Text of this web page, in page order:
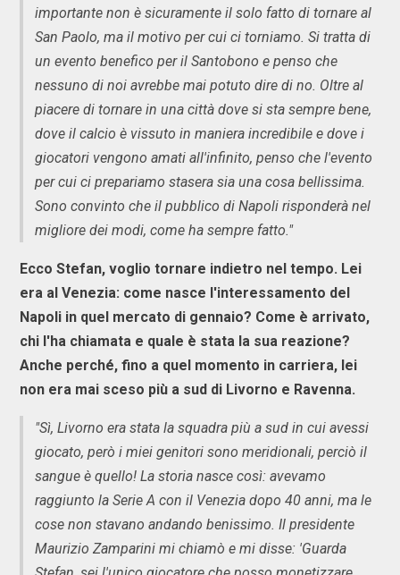
importante non è sicuramente il solo fatto di tornare al
San Paolo, ma il motivo per cui ci torniamo. Si tratta di
un evento benefico per il Santobono e penso che
nessuno di noi avrebbe mai potuto dire di no. Oltre al
piacere di tornare in una città dove si sta sempre bene,
dove il calcio è vissuto in maniera incredibile e dove i
giocatori vengono amati all'infinito, penso che l'evento
per cui ci prepariamo stasera sia una cosa bellissima.
Sono convinto che il pubblico di Napoli risponderà nel
migliore dei modi, come ha sempre fatto."
Ecco Stefan, voglio tornare indietro nel tempo. Lei
era al Venezia: come nasce l'interessamento del
Napoli in quel mercato di gennaio? Come è arrivato,
chi l'ha chiamata e quale è stata la sua reazione?
Anche perché, fino a quel momento in carriera, lei
non era mai sceso più a sud di Livorno e Ravenna.
"Sì, Livorno era stata la squadra più a sud in cui avessi
giocato, però i miei genitori sono meridionali, perciò il
sangue è quello! La storia nasce così: avevamo
raggiunto la Serie A con il Venezia dopo 40 anni, ma le
cose non stavano andando benissimo. Il presidente
Maurizio Zamparini mi chiamò e mi disse: 'Guarda